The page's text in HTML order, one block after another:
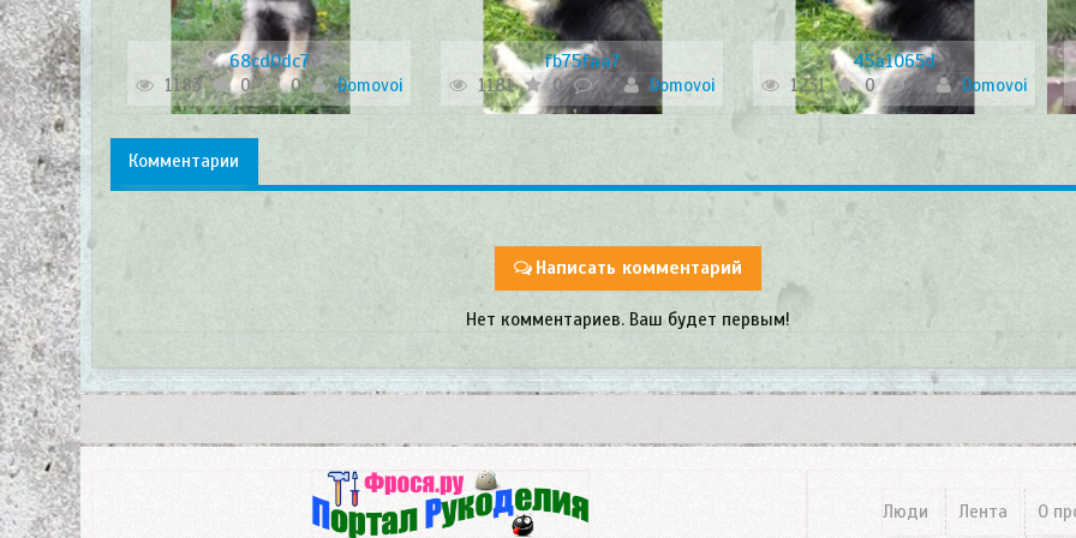
Domovoi
68cd0dc7
1183 0 0 Domovoi
fb75faa7
1181 0 0 Domovoi
45a1065d
1231 0 0 Domovoi
Комментарии
Написать комментарий
Нет комментариев. Ваш будет первым!
Люди Лента О